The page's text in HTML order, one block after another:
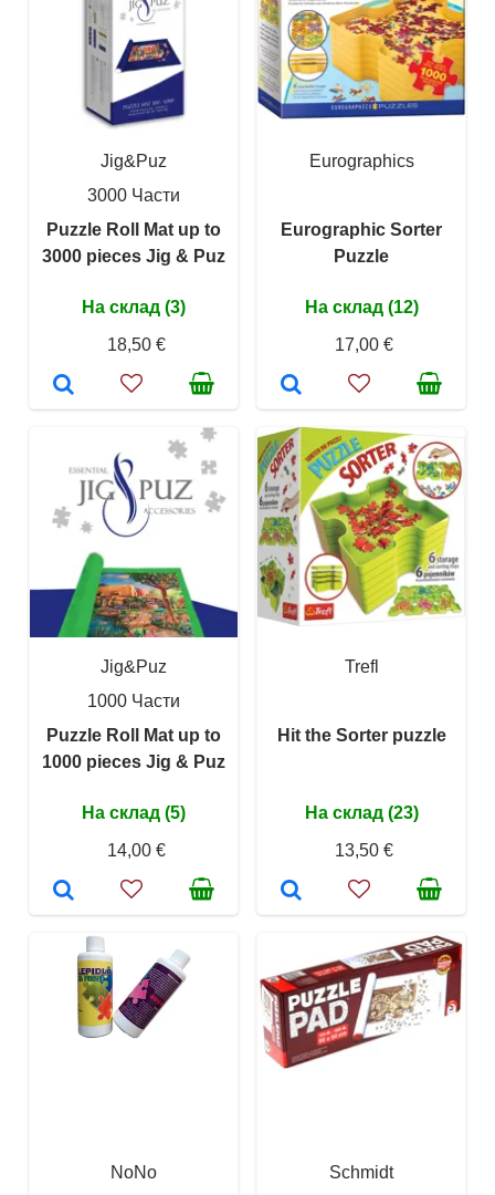
Jig&Puz
3000 Части
Puzzle Roll Mat up to
3000 pieces Jig & Puz
На склад (3)
18,50 €
Eurographics
Eurographic Sorter
Puzzle
На склад (12)
17,00 €
Jig&Puz
1000 Части
Puzzle Roll Mat up to
1000 pieces Jig & Puz
На склад (5)
14,00 €
Trefl
Hit the Sorter puzzle
На склад (23)
13,50 €
NoNo
Schmidt